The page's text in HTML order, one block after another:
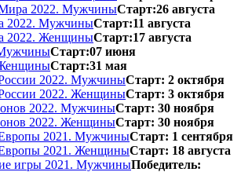
2022. МужчиныСтарт:26 августа
2022. МужчиныСтарт:11 августа
2022. ЖенщиныСтарт:17 августа
Старт:07 июня
Старт:31 мая
2022. МужчиныСтарт: 2 октября
2022. ЖенщиныСтарт: 3 октября
2022. МужчиныСтарт: 30 ноября
2022. ЖенщиныСтарт: 30 ноября
2021. МужчиныСтарт: 1 сентября
2021. ЖенщиныСтарт: 18 августа
игры 2021. МужчиныПобедитель: